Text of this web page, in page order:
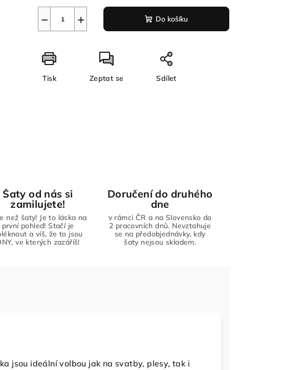
+
− Do košíku
Tisk Zeptat se Sdílet
Šaty od nás si
zamilujete!
než šaty! Je to láska na
první pohled! Stačí je
a víš, že to jsou
ve kterých zazáříš!
Doručení do druhého
dne
v rámci ČR a na Slovensko do
2 pracovních dnů. Nevztahuje
se na předobjednávky, kdy
šaty nejsou skladem.
jsou ideální volbou jak na svatby, plesy, tak i